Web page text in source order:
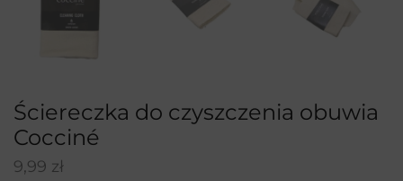
Ściereczka do czyszczenia obuwia
Cocciné
9,99 zł